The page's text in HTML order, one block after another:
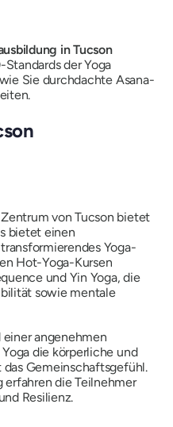
in Tucson
der Yoga
Sie durchdachte Asana-
von Tucson bietet
bietet einen
Yoga-
Hot-Yoga-Kursen
und Yin Yoga, die
sowie mentale
angenehmen
die körperliche und
Gemeinschaftsgefühl.
die Teilnehmer
Resilienz.